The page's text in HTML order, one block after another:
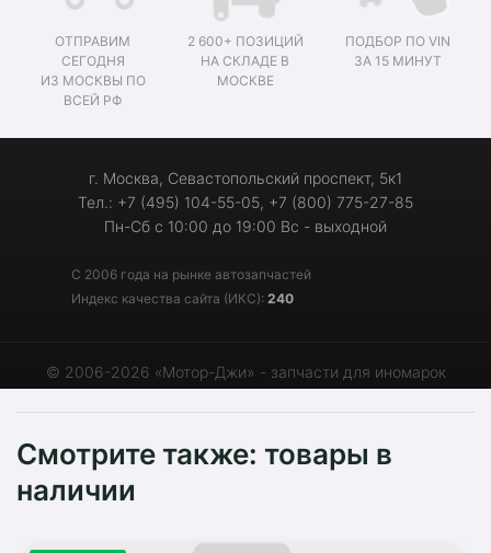
ОТПРАВИМ
СЕГОДНЯ
ИЗ МОСКВЫ ПО
ВСЕЙ РФ
2 600+ ПОЗИЦИЙ
НА СКЛАДЕ В
МОСКВЕ
ПОДБОР ПО VIN
ЗА 15 МИНУТ
г. Москва, Севастопольский проспект, 5к1
Тел.: +7 (495) 104-55-05, +7 (800) 775-27-85
Пн-Сб с 10:00 до 19:00 Вс - выходной
С 2006 года на рынке автозапчастей
Индекс качества сайта (ИКС): 240
© 2006-2026 «Мотор-Джи» - запчасти для иномарок
Смотрите также: товары в
наличии